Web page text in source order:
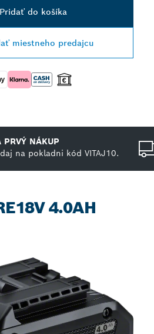
Pridať do košíka
miestneho predajcu
NÁKUP
na pokladni kód VITAJ10.
4.0AH